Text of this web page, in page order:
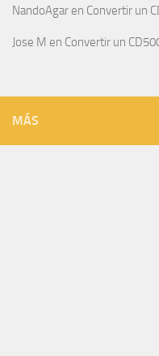
NandoAgar en Convertir un
Jose M en Convertir un
MÁS